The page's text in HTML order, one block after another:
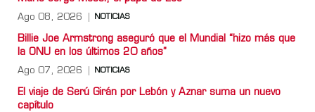
Ago 08, 2026 NOTICIAS
Billie Joe Armstrong aseguró que el Mundial “hizo más que
la ONU en los últimos 20 años”
Ago 07, 2026 NOTICIAS
El viaje de Serú Girán por Lebón y Aznar suma un nuevo
capítulo